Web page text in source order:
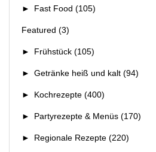
► Fast Food (105)
Featured (3)
► Frühstück (105)
► Getränke heiß und kalt (94)
► Kochrezepte (400)
► Partyrezepte & Menüs (170)
► Regionale Rezepte (220)